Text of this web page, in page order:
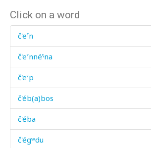
Click on a word
č'eˤn
č'eˤnnéˤna
č'eˤp
č'éb(a)bos
č'éba
č'égʷdu